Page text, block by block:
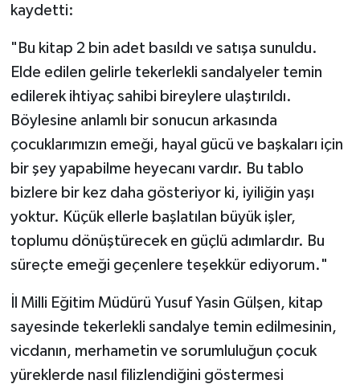
kaydetti:
"Bu kitap 2 bin adet basıldı ve satışa sunuldu.
Elde edilen gelirle tekerlekli sandalyeler temin
edilerek ihtiyaç sahibi bireylere ulaştırıldı.
Böylesine anlamlı bir sonucun arkasında
çocuklarımızın emeği, hayal gücü ve başkaları için
bir şey yapabilme heyecanı vardır. Bu tablo
bizlere bir kez daha gösteriyor ki, iyiliğin yaşı
yoktur. Küçük ellerle başlatılan büyük işler,
toplumu dönüştürecek en güçlü adımlardır. Bu
süreçte emeği geçenlere teşekkür ediyorum."
İl Milli Eğitim Müdürü Yusuf Yasin Gülşen, kitap
sayesinde tekerlekli sandalye temin edilmesinin,
vicdanın, merhametin ve sorumluluğun çocuk
yüreklerde nasıl filizlendiğini göstermesi